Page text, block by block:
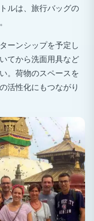
ルは、旅行バッグの
ーンシップを予定し
てから洗面用具など
。荷物のスペースを
活性化にもつながり